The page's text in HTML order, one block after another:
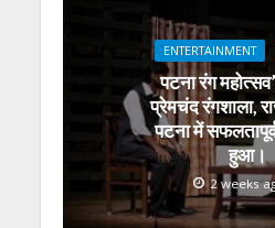
p
o
o
k
a
m
ENTERTAINMENT
पटना रंग
प्रेमचंद रंगशाला,
पटना में
हुआ।
2 weeks